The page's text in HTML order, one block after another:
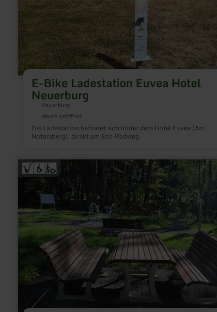
E-Bike Ladestation Euvea Hotel
Neuerburg
Neuerburg
Heute geöffnet
Die Ladestation befindet sich hinter dem Hotel Euvea (Am
Notarsberg), direkt am Enz-Radweg.
mehr
erfahren
zu:
Mehrgenerationenplatz
Waxweiler